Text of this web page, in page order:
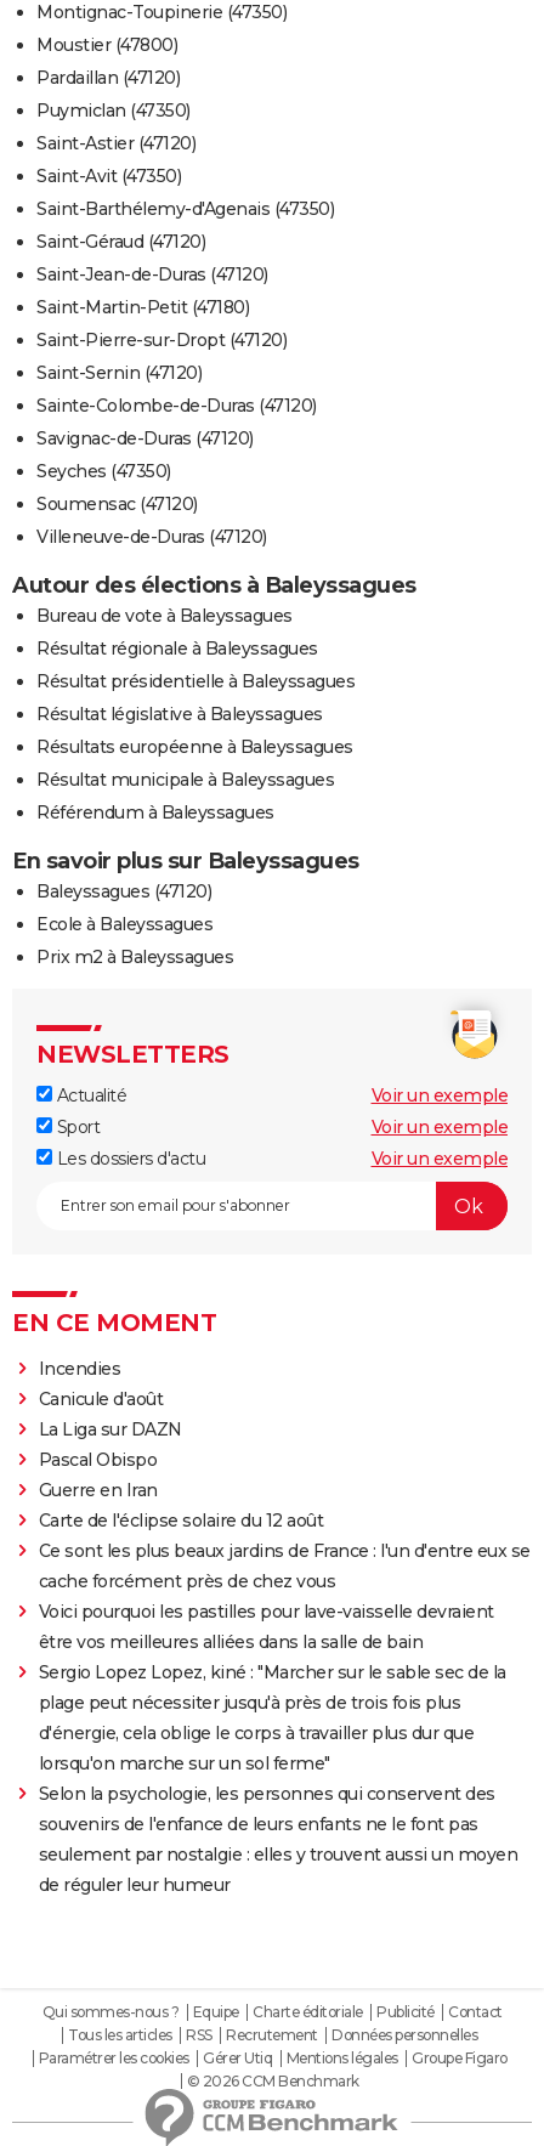
Montignac-Toupinerie (47350)
Moustier (47800)
Pardaillan (47120)
Puymiclan (47350)
Saint-Astier (47120)
Saint-Avit (47350)
Saint-Barthélemy-d'Agenais (47350)
Saint-Géraud (47120)
Saint-Jean-de-Duras (47120)
Saint-Martin-Petit (47180)
Saint-Pierre-sur-Dropt (47120)
Saint-Sernin (47120)
Sainte-Colombe-de-Duras (47120)
Savignac-de-Duras (47120)
Seyches (47350)
Soumensac (47120)
Villeneuve-de-Duras (47120)
Autour des élections à Baleyssagues
Bureau de vote à Baleyssagues
Résultat régionale à Baleyssagues
Résultat présidentielle à Baleyssagues
Résultat législative à Baleyssagues
Résultats européenne à Baleyssagues
Résultat municipale à Baleyssagues
Référendum à Baleyssagues
En savoir plus sur Baleyssagues
Baleyssagues (47120)
Ecole à Baleyssagues
Prix m2 à Baleyssagues
NEWSLETTERS
Actualité
Voir un exemple
Sport
Voir un exemple
Les dossiers d'actu
Voir un exemple
EN CE MOMENT
Incendies
Canicule d'août
La Liga sur DAZN
Pascal Obispo
Guerre en Iran
Carte de l'éclipse solaire du 12 août
Ce sont les plus beaux jardins de France : l'un d'entre eux se
cache forcément près de chez vous
Voici pourquoi les pastilles pour lave-vaisselle devraient
être vos meilleures alliées dans la salle de bain
Sergio Lopez Lopez, kiné : "Marcher sur le sable sec de la
plage peut nécessiter jusqu'à près de trois fois plus
d'énergie, cela oblige le corps à travailler plus dur que
lorsqu'on marche sur un sol ferme"
Selon la psychologie, les personnes qui conservent des
souvenirs de l'enfance de leurs enfants ne le font pas
seulement par nostalgie : elles y trouvent aussi un moyen
de réguler leur humeur
Qui sommes-nous ? Equipe Charte éditoriale Publicité
Contact
Tous les articles
RSS Recrutement
Données personnelles
Paramétrer les cookies
Gérer Utiq Mentions légales
Groupe Figaro
© 2026 CCM Benchmark